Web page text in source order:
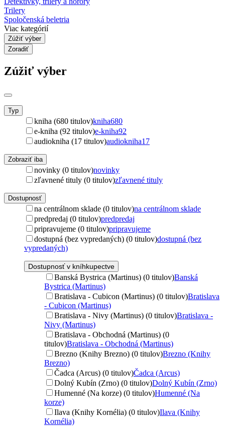
Trilery
Spoločenská beletria
Viac kategórií
Zúžiť výber
Zoradiť
Zúžiť výber
Typ
kniha (680 titulov)kniha680
e-kniha (92 titulov)e-kniha92
audiokniha (17 titulov)audiokniha17
Zobraziť iba
novinky (0 titulov)novinky
zľavnené tituly (0 titulov)zľavnené tituly
Dostupnosť
na centrálnom sklade (0 titulov)na centrálnom sklade
predpredaj (0 titulov)predpredaj
pripravujeme (0 titulov)pripravujeme
dostupná (bez vypredaných) (0 titulov)dostupná (bez
vypredaných)
Dostupnosť v kníhkupectve
Banská Bystrica (Martinus) (0 titulov)Banská
Bystrica (Martinus)
Bratislava - Cubicon (Martinus) (0 titulov)Bratislava
- Cubicon (Martinus)
Bratislava - Nivy (Martinus) (0 titulov)Bratislava -
Nivy (Martinus)
Bratislava - Obchodná (Martinus) (0
titulov)Bratislava - Obchodná (Martinus)
Brezno (Knihy Brezno) (0 titulov)Brezno (Knihy
Brezno)
Čadca (Arcus) (0 titulov)Čadca (Arcus)
Dolný Kubín (Zrno) (0 titulov)Dolný Kubín (Zrno)
Humenné (Na korze) (0 titulov)Humenné (Na
korze)
Ilava (Knihy Kornélia) (0 titulov)Ilava (Knihy
Kornélia)